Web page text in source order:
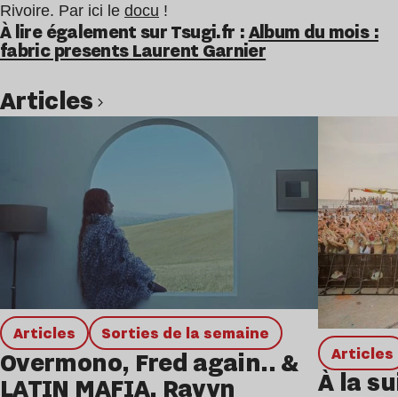
Rivoire. Par ici le docu !
À lire également sur Tsugi.fr :Album du mois :
fabric presents Laurent Garnier
Articles
Articles Sorties de la semaine
Overmono, Fred again.. &
LATIN MAFIA, Ravyn
Articles
À la